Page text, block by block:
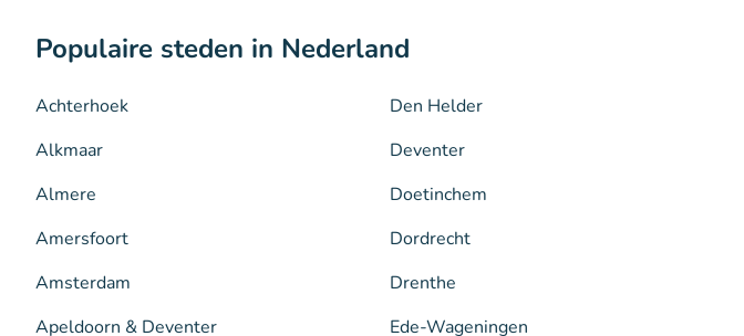
Populaire steden in Nederland
Achterhoek
Alkmaar
Almere
Amersfoort
Amsterdam
Apeldoorn & Deventer
Den Helder
Deventer
Doetinchem
Dordrecht
Drenthe
Ede-Wageningen